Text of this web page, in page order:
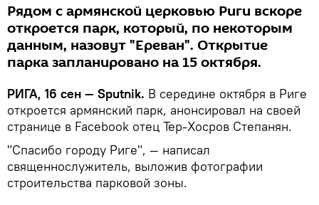
Рядом с армянской церковью Риги вскоре
откроется парк, который, по некоторым
данным, назовут "Ереван". Открытие
парка запланировано на 15 октября.
РИГА, 16 сен — Sputnik. В середине октября в Риге
откроется армянский парк, анонсировал на своей
странице в Facebook отец Тер-Хосров Степанян.
"Спасибо городу Риге", — написал
священнослужитель, выложив фотографии
строительства парковой зоны.